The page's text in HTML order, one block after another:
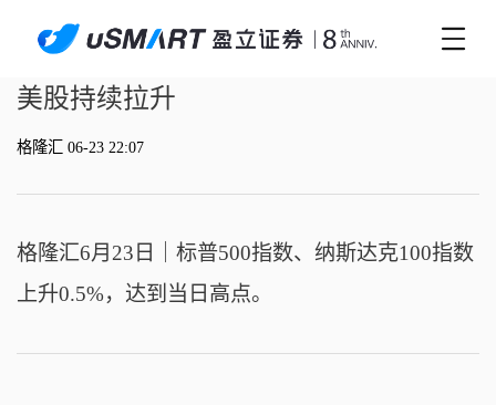
美股持续拉升
格隆汇 06-23 22:07
格隆汇6月23日｜标普500指数、纳斯达克100指数
上升0.5%，达到当日高点。